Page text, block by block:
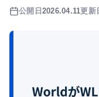
公開日 2026.04.11更新